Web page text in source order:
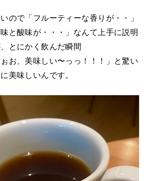
ので「フルーティーな香りが・・」
と酸味が・・・」なんて上手に説明
とにかく飲んだ瞬間
ぉお、美味しい〜っっ！！！」と驚い
美味しいんです。